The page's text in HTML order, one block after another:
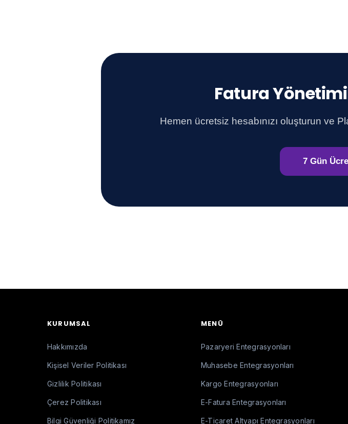
Fatura
Hemen ücretsiz hesabınızı oluşturun ve
7 Gün
KURUMSAL
Hakkımızda
Kişisel Veriler Politikası
Gizlilik Politikası
Çerez Politikası
Bilgi Güvenliği Politikamız
MENÜ
Pazaryeri Entegrasyonları
Muhasebe Entegrasyonları
Kargo Entegrasyonları
E-Fatura Entegrasyonları
E-Ticaret Altyapı Entegrasyonları